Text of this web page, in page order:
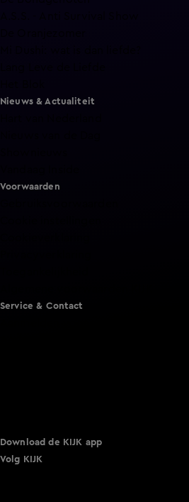
Nieuws & Actualiteit
Voorwaarden
Service & Contact
Download de KIJK app
Volg KIJK